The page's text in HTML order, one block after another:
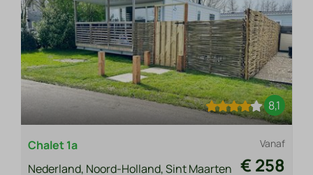
8,1
Vanaf
€ 258
Chalet 1a
Nederland, Noord-Holland, Sint Maarten